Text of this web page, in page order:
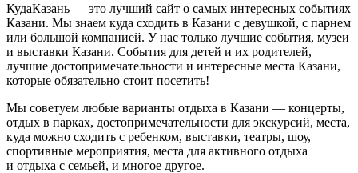
КудаКазань — это лучший сайт о самых интересных событиях
Казани. Мы знаем куда сходить в Казани с девушкой, с парнем
или большой компанией. У нас только лучшие события, музеи
и выставки Казани. События для детей и их родителей,
лучшие достопримечательности и интересные места Казани,
которые обязательно стоит посетить!
Мы советуем любые варианты отдыха в Казани — концерты,
отдых в парках, достопримечательности для экскурсий, места,
куда можно сходить с ребенком, выставки, театры, шоу,
спортивные мероприятия, места для активного отдыха
и отдыха с семьей, и многое другое.